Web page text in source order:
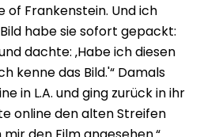
of Frankenstein. Und ich
habe sie sofort gepackt:
dachte: ‚Habe ich diesen
kenne das Bild.'“ Damals
in L.A. und ging zurück in ihr
online den alten Streifen